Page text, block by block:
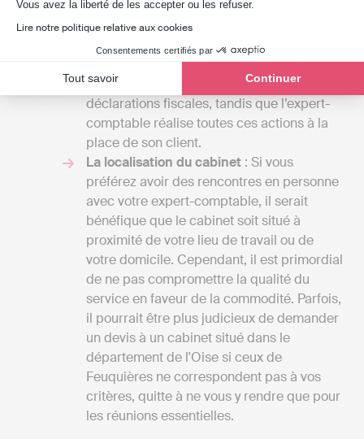
Vous avez la liberté de les accepter ou les refuser.
Lire notre politique relative aux cookies
Consentements certifiés par
Tout savoir Continuer
ligne comme Indy coûte entre 240 € et
588 € / an HT selon l'entreprise car les
services proposés sont différents. Indy
assiste ses clients pour gérer leur
comptabilité et la transmission des
déclarations fiscales, tandis que l’expert-
comptable réalise toutes ces actions à la
place de son client.
La localisation du cabinet : Si vous
préférez avoir des rencontres en personne
avec votre expert-comptable, il serait
bénéfique que le cabinet soit situé à
proximité de votre lieu de travail ou de
votre domicile. Cependant, il est primordial
de ne pas compromettre la qualité du
service en faveur de la commodité. Parfois,
il pourrait être plus judicieux de demander
un devis à un cabinet situé dans le
département de l'Oise si ceux de
Feuquières ne correspondent pas à vos
critères, quitte à ne vous y rendre que pour
les réunions essentielles.